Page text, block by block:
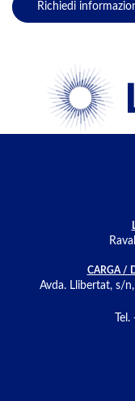
Richiedi
CARGA /
Avda. Llibertat, s/